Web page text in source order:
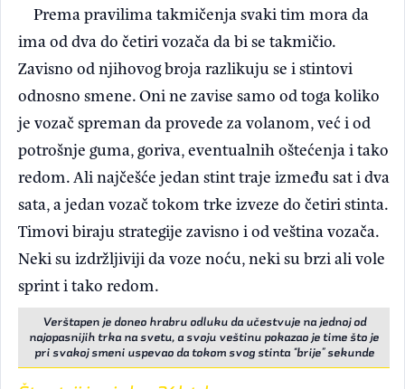
Prema pravilima takmičenja svaki tim mora da
ima od dva do četiri vozača da bi se takmičio.
Zavisno od njihovog broja razlikuju se i stintovi
odnosno smene. Oni ne zavise samo od toga koliko
je vozač spreman da provede za volanom, već i od
potrošnje guma, goriva, eventualnih oštećenja i tako
redom. Ali najčešće jedan stint traje između sat i dva
sata, a jedan vozač tokom trke izveze do četiri stinta.
Timovi biraju strategije zavisno i od veština vozača.
Neki su izdržljiviji da voze noću, neki su brzi ali vole
sprint i tako redom.
Verštapen je doneo hrabru odluku da učestvuje na jednoj od
najopasnijih trka na svetu, a svoju veštinu pokazao je time što je
pri svakoj smeni uspevao da tokom svog stinta “brije” sekunde